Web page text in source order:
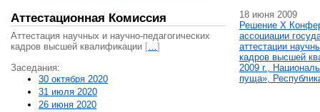
Аттестационная Комиссия
Аттестация научных и научно-педагогических
кадров высшей квалификации […]
Заседания:
30 октября 2020
31 июля 2020
26 июня 2020
18 июня 2009
Решение X
ассоциации
аттестации
кадров высшей
2009 г.,
пуща»,